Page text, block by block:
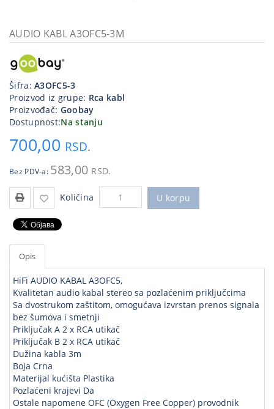
priključci
Kućna
tehnika
Poslovna
oprema,računari
Strujni
program
AUDIO KABL A3OFC5-3M
Šifra:A3OFC5-3
Proizvod iz grupe: Rca kabl
Proizvođač: Goobay
Dostupnost:Na stanju
700,00 RSD.
Bez PDV-a: 583,00 RSD.
Količina U korpu
Opis
HiFi AUDIO KABAL A3OFC5,
Kvalitetan audio kabal stereo sa pozlaćenim priključcima
Sa dvostrukom zaštitom, omogućava izvrstan prenos signala
bez šumova i smetnji
Priključak A 2 x RCA utikač
Priključak B 2 x RCA utikač
Dužina kabla 3m
Boja Crna
Materijal kućišta Plastika
Pozlaćeni krajevi Da
Ostale napomene OFC (Oxygen Free Copper) provodnik